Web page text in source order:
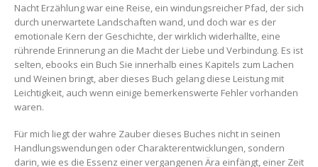
Nacht Erzählung war eine Reise, ein windungsreicher Pfad, der sich
durch unerwartete Landschaften wand, und doch war es der
emotionale Kern der Geschichte, der wirklich widerhallte, eine
rührende Erinnerung an die Macht der Liebe und Verbindung. Es ist
selten, ebooks ein Buch Sie innerhalb eines Kapitels zum Lachen
und Weinen bringt, aber dieses Buch gelang diese Leistung mit
Leichtigkeit, auch wenn einige bemerkenswerte Fehler vorhanden
waren.
Für mich liegt der wahre Zauber dieses Buches nicht in seinen
Handlungswendungen oder Charakterentwicklungen, sondern
darin, wie es die Essenz einer vergangenen Ära einfängt, einer Zeit